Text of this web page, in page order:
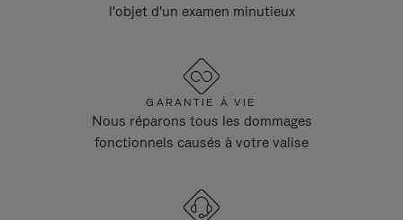
l'objet d'un examen minutieux
GARANTIE À VIE
Nous réparons tous les dommages
fonctionnels causés à votre valise